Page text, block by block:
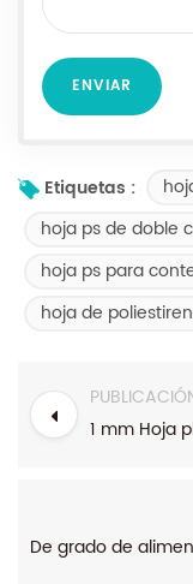
Etiquetas :
hoja ps de doble
hoja ps para
hoja de